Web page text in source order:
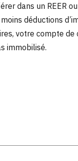
dans un REER
déductions
votre compte de
immobilisé.